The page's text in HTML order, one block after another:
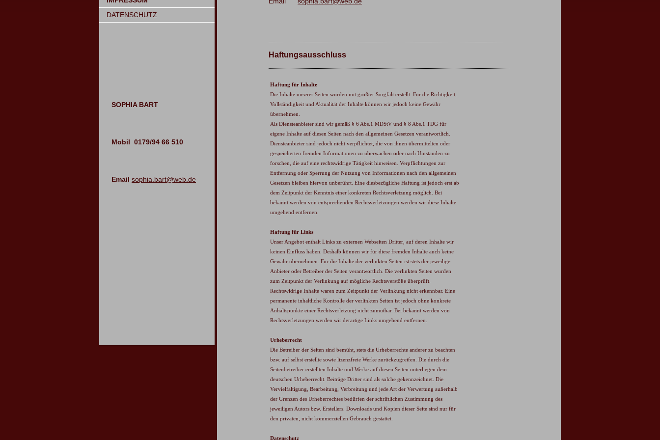
DATENSCHUTZ
SOPHIA BART
Mobil 0179/94 66 510
Email sophia.bart@web.de
Haftungsausschluss
Haftung für Inhalte
Die Inhalte unserer Seiten wurden mit größter Sorgfalt erstellt. Für die Richtigkeit,
Vollständigkeit und Aktualität der Inhalte können wir jedoch keine Gewähr
übernehmen.
Als Diensteanbieter sind wir gemäß § 6 Abs.1 MDStV und § 8 Abs.1 TDG für
eigene Inhalte auf diesen Seiten nach den allgemeinen Gesetzen verantwortlich.
Diensteanbieter sind jedoch nicht verpflichtet, die von ihnen übermittelten oder
gespeicherten fremden Informationen zu überwachen oder nach Umständen zu
forschen, die auf eine rechtswidrige Tätigkeit hinweisen. Verpflichtungen zur
Entfernung oder Sperrung der Nutzung von Informationen nach den allgemeinen
Gesetzen bleiben hiervon unberührt. Eine diesbezügliche Haftung ist jedoch erst ab
dem Zeitpunkt der Kenntnis einer konkreten Rechtsverletzung möglich. Bei
bekannt werden von entsprechenden Rechtsverletzungen werden wir diese Inhalte
umgehend entfernen.
Haftung für Links
Unser Angebot enthält Links zu externen Webseiten Dritter, auf deren Inhalte wir
keinen Einfluss haben. Deshalb können wir für diese fremden Inhalte auch keine
Gewähr übernehmen. Für die Inhalte der verlinkten Seiten ist stets der jeweilige
Anbieter oder Betreiber der Seiten verantwortlich. Die verlinkten Seiten wurden
zum Zeitpunkt der Verlinkung auf mögliche Rechtsverstöße überprüft.
Rechtswidrige Inhalte waren zum Zeitpunkt der Verlinkung nicht erkennbar. Eine
permanente inhaltliche Kontrolle der verlinkten Seiten ist jedoch ohne konkrete
Anhaltspunkte einer Rechtsverletzung nicht zumutbar. Bei bekannt werden von
Rechtsverletzungen werden wir derartige Links umgehend entfernen.
Urheberrecht
Die Betreiber der Seiten sind bemüht, stets die Urheberrechte anderer zu beachten
bzw. auf selbst erstellte sowie lizenzfreie Werke zurückzugreifen. Die durch die
Seitenbetreiber erstellten Inhalte und Werke auf diesen Seiten unterliegen dem
deutschen Urheberrecht. Beiträge Dritter sind als solche gekennzeichnet. Die
Vervielfältigung, Bearbeitung, Verbreitung und jede Art der Verwertung außerhalb
der Grenzen des Urheberrechtes bedürfen der schriftlichen Zustimmung des
jeweiligen Autors bzw. Erstellers. Downloads und Kopien dieser Seite sind nur für
den privaten, nicht kommerziellen Gebrauch gestattet.
Datenschutz